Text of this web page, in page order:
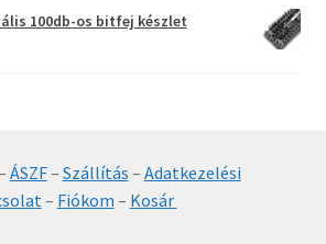
100db-os bitfej készlet
ÁSZF– Szállítás – Adatkezelési
– Fiókom – Kosár